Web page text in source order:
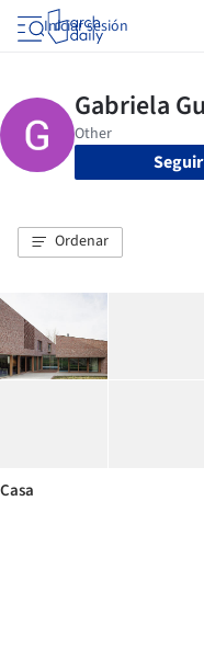
Iniciar sesión
Seguir
Ordenar
Casa